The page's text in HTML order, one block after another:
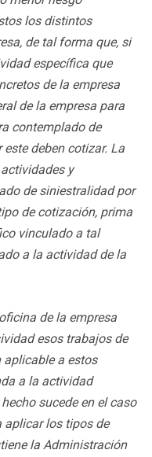
los distintos
de tal forma que, si
específica que
de la empresa
de la empresa para
contemplado de
este deben cotizar. La
y
de siniestralidad por
de cotización, prima
vinculado a tal
a la actividad de la
de la empresa
esos trabajos de
a estos
a la actividad
sucede en el caso
aplicar los tipos de
la Administración